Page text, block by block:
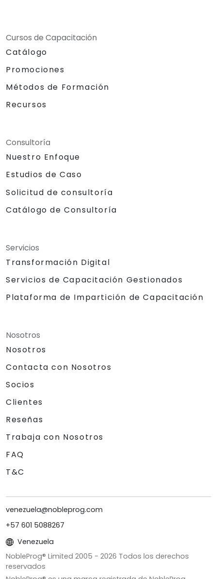
Cursos de Capacitación
Catálogo
Promociones
Métodos de Formación
Recursos
Consultoría
Nuestro Enfoque
Estudios de Caso
Solicitud de consultoría
Catálogo de Consultoría
Servicios
Transformación Digital
Servicios de Capacitación Gestionados
Plataforma de Impartición de Capacitación
Nosotros
Nosotros
Contacta con Nosotros
Socios
Clientes
Reseñas
Trabaja con Nosotros
FAQ
T&C
venezuela@nobleprog.com
+57 601 5088267
Venezuela
NobleProg® Limited 2005 - 2026 Todos los derechos
reservados